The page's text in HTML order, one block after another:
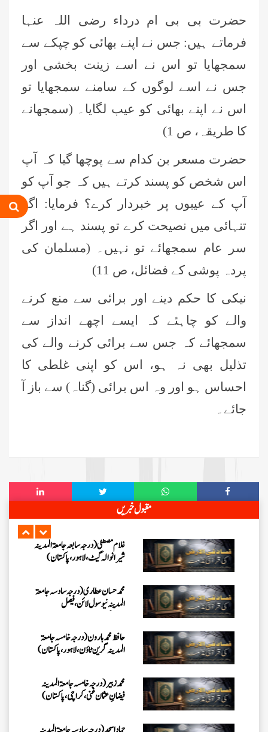
حضرت بی بی ام درداء رضی اللہ عنہا
فرماتے ہیں: جس نے اپنے بھائی کو چپکے سے
سمجھایا تو اس نے اسے زینت بخشی اور
جس نے اسے لوگوں کے سامنے سمجھایا تو
اس نے اپنے بھائی کو عیب لگایا۔ (سمجھانے
کا طریقہ، ص 1)
حضرت مسعر بن کدام سے پوچھا گیا کہ آپ
اس شخص کو پسند کرتے ہیں کہ جو آپ کو
آپ کے عیبوں پر خبردار کرے؟ فرمایا: اگر
تنہائی میں نصیحت کرے تو پسند ہے اور اگر
سر عام سمجھائے تو نہیں۔ (مسلمان کی
پردہ پوشی کے فضائل، ص 11)
نیکی کا حکم دینے اور برائی سے منع کرنے
والے کو چاہئے کہ ایسے اچھے انداز سے
سمجھائے کہ جس سے برائی کرنے والے کی
تذلیل بھی نہ ہو، اس کو اپنی غلطی کا
احساس ہو اور وہ اس برائی (گناہ) سے باز آ
جائے۔
مقبول خبریں
نورالحق (درجہ سادسہ جامعۃ المدينہ
فيضان عثمان غنى ،کراچی،پاکستان)
محمد بلال (درجہ خامسہ جامعۃ المدینہ
فیضانِ عثمان غنی ،کراچی،پاکستان)
محمد عفان عطاری (درجہ ثانیہ
جامعۃالمدینہ فیضان عثمان غنی،
کراچی، پاکستان)
محمد مسعود(درجہ سابعہ جامعۃ المدینہ
فیضانِ مدینہ، کراچی،پاکستان)
عبد الباسط عطاری (درجہ سادسہ جامعۃ
المدینہ فیضان مدینہ، کراچی،پاکستان)
محمد حسان عطاری(درجہ سادسہ جامعۃ
المدينہ نيو سول لائن ،فیصل
حافظ محمد ہارون (درجہ خامسہ جامعۃ
المدینہ گرین ٹاؤن ،لاہور،پاکستا ن)
محمد زبیر (درجہ خامسہ جامعۃ المدینہ
فیضانِ عثمان غنی ،کراچی،پاکستان)
حماد اسجد(درجہ سادسہ جامعۃ المدينہ
فيضان عثمان غنى، کراچی،پاکستان)
نورالحق (درجہ سادسہ جامعۃ المدينہ
فيضان عثمان غنى ،کراچی،پاکستان)